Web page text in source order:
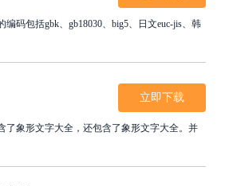
码包括gbk、gb18030、big5、日文euc-jis、韩
了象形文字大全，还包含了象形文字大全。并
立即下载